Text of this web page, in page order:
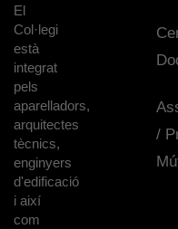
El
Col·legi
està
integrat
pels
aparelladors,
arquitectes
tècnics,
enginyers
d'edificació
i així
com
/